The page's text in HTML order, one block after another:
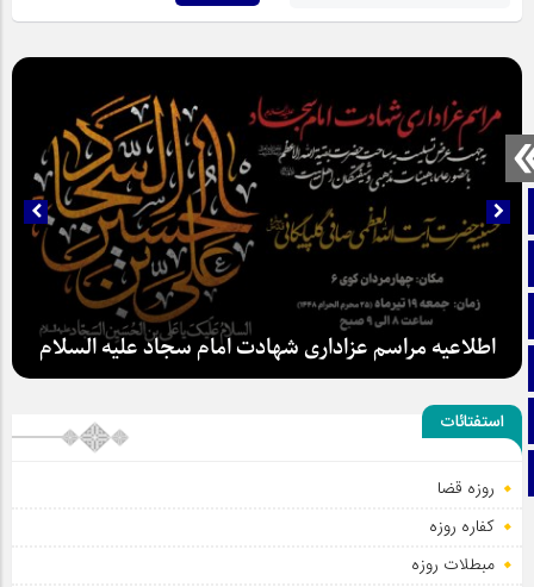
صفحه نخست
آپارات
اینستاگرام
اطلاعیه مراسم عزاداری شهادت امام سجاد علیه السلام
استفتائات
روزه قضا
کفاره روزه
مبطلات روزه